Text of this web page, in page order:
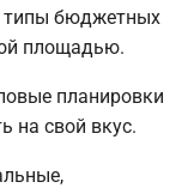
типы бюджетных
площадью.
планировки
на свой вкус.